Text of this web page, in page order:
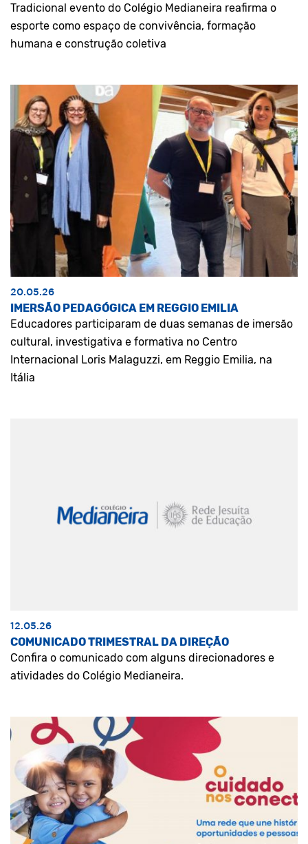
Tradicional evento do Colégio Medianeira reafirma o
esporte como espaço de convivência, formação
humana e construção coletiva
20.05.26
IMERSÃO PEDAGÓGICA EM REGGIO EMILIA
Educadores participaram de duas semanas de imersão
cultural, investigativa e formativa no Centro
Internacional Loris Malaguzzi, em Reggio Emilia, na
Itália
12.05.26
COMUNICADO TRIMESTRAL DA DIREÇÃO
Confira o comunicado com alguns direcionadores e
atividades do Colégio Medianeira.